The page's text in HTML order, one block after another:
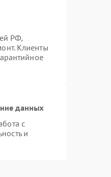
РФ,
Клиенты
данных
с
и